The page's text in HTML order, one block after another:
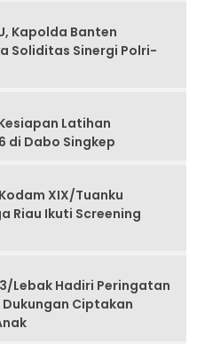
Kapolda Banten
Soliditas Sinergi Polri-
Latihan
di Dabo Singkep
XIX/Tuanku
Riau Ikuti Screening
Lebak Hadiri Peringatan
Dukungan Ciptakan